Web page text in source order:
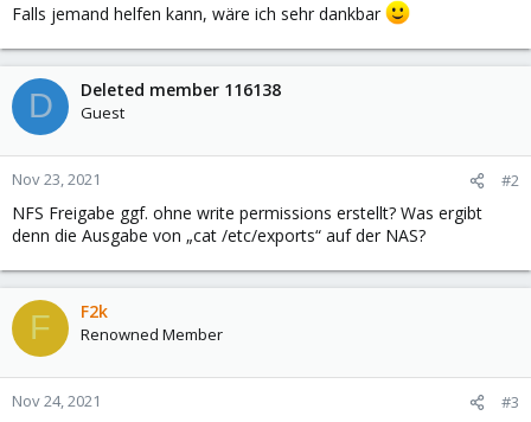
Falls jemand helfen kann, wäre ich sehr dankbar
D Deleted member 116138
Guest
Nov 23, 2021 #2
NFS Freigabe ggf. ohne write permissions erstellt? Was ergibt
denn die Ausgabe von „cat /etc/exports“ auf der NAS?
F F2k
Renowned Member
Nov 24, 2021 #3